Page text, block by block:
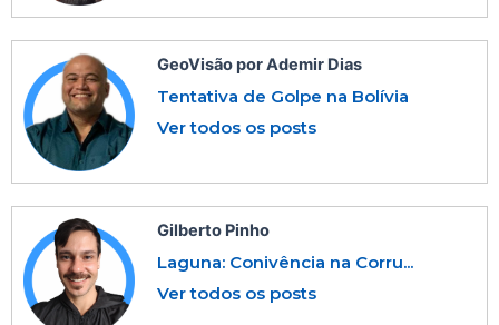
GeoVisão por Ademir Dias
Tentativa de Golpe na Bolívia
Ver todos os posts
Gilberto Pinho
Laguna: Conivência na Corru...
Ver todos os posts